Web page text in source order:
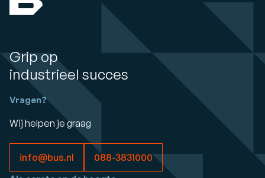
Grip op
industrieel succes
Vragen?
Wij helpen je graag
info@bus.nl 088-3831000